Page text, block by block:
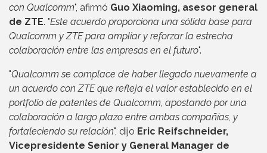
con Qualcomm", afirmó Guo Xiaoming, asesor general
de ZTE. "Este acuerdo proporciona una sólida base para
Qualcomm y ZTE para ampliar y reforzar la estrecha
colaboración entre las empresas en el futuro".
"Qualcomm se complace de haber llegado nuevamente a
un acuerdo con ZTE que refleja el valor establecido en el
portfolio de patentes de Qualcomm, apostando por una
colaboración a largo plazo entre ambas compañías, y
fortaleciendo su relación", dijo Eric Reifschneider,
Vicepresidente Senior y General Manager de